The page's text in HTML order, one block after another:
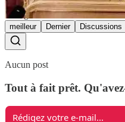
Partager
meilleur Dernier Discussions
Aucun post
Tout à fait prêt.